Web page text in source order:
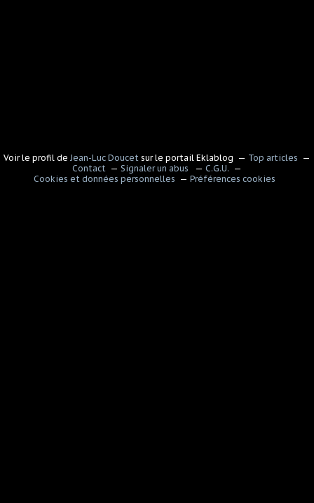
Voir le profil de Jean-Luc Doucet sur le portail Eklablog
Top articles
Contact
Signaler un abus
C.G.U.
Cookies et données personnelles
Préférences cookies